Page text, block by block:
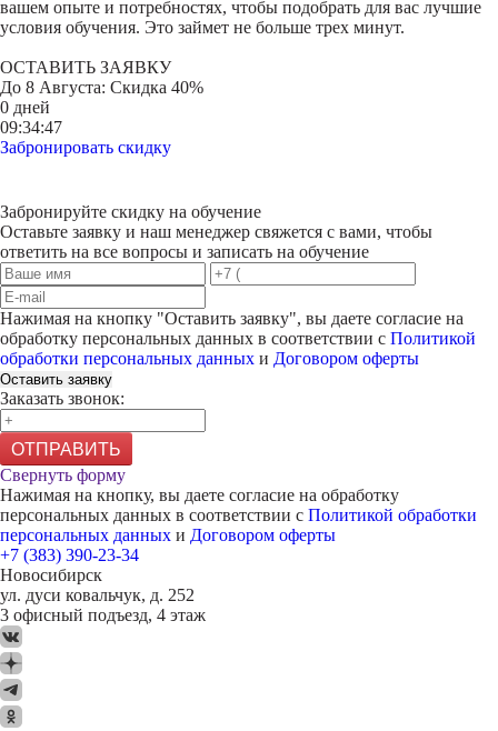
вашем опыте и потребностях, чтобы подобрать для вас лучшие
условия обучения. Это займет не больше трех минут.
ОСТАВИТЬ ЗАЯВКУ
До 8 Августа: Скидка 40%
0 дней
09:34:47
Забронировать скидку
Забронируйте скидку на обучение
Оставьте заявку и наш менеджер свяжется с вами, чтобы
ответить на все вопросы и записать на обучение
Нажимая на кнопку "Оставить заявку", вы даете согласие на
обработку персональных данных в соответствии с Политикой
обработки персональных данных и Договором оферты
Оставить заявку
Заказать звонок:
ОТПРАВИТЬ
Свернуть форму
Нажимая на кнопку, вы даете согласие на обработку
персональных данных в соответствии с Политикой обработки
персональных данных и Договором оферты
+7 (383) 390-23-34
Новосибирск
ул. дуси ковальчук, д. 252
3 офисный подъезд, 4 этаж